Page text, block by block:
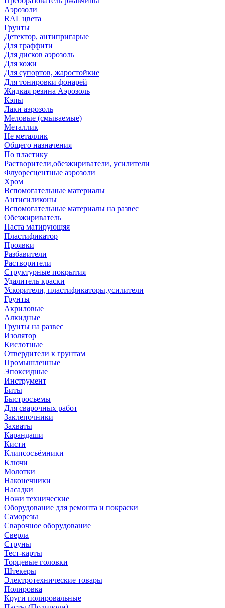
Аэрозоли
RAL цвета
Грунты
Детектор, антипригарые
Для граффити
Для дисков аэрозоль
Для кожи
Для супортов, жаростойкие
Для тонировки фонарей
Жидкая резина Аэрозоль
Кэпы
Лаки аэрозоль
Меловые (смываемые)
Металлик
Не металлик
Общего назначения
По пластику
Растворители,обезжириватели, усилители
Флуоресцентные аэрозоли
Хром
Вспомогательные материалы
Антисиликоны
Вспомогательные материалы на развес
Обезжириватель
Паста матирующяя
Пластификатор
Проявки
Разбавители
Растворители
Структурные покрытия
Удалитель краски
Ускорители, пластификаторы,усилители
Грунты
Акриловые
Алкидные
Грунты на развес
Изолятор
Кислотные
Отвердители к грунтам
Промышленные
Эпоксидные
Инструмент
Биты
Быстросъемы
Для сварочных работ
Заклепочники
Захваты
Карандаши
Кисти
Клипсосъёмники
Ключи
Молотки
Наконечники
Насадки
Ножи технические
Оборудование для ремонта и покраски
Саморезы
Сварочное оборудование
Сверла
Струны
Тест-карты
Торцевые головки
Штекеры
Электротехнические товары
Полировка
Круги полировальные